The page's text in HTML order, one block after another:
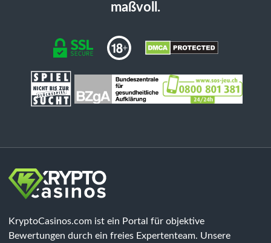
maßvoll.
KryptoCasinos.com ist ein Portal für objektive
Bewertungen durch ein freies Expertenteam. Unsere